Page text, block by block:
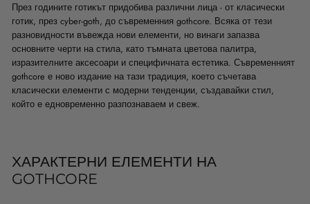
През годините готикът придобива различни лица - от класически
готик, през cyber-goth, до съвременния gothcore. Всяка от тези
разновидности въвежда нови елементи, но винаги запазва
основните черти на стила, като тъмната цветова палитра,
изразителните аксесоари и специфичната естетика. Съвременният
gothcore е ново издание на тази традиция, което съчетава
класически елементи с модерни тенденции, създавайки стил,
който е едновременно разпознаваем и свеж.
ХАРАКТЕРНИ ЕЛЕМЕНТИ НА
GOTHCORE